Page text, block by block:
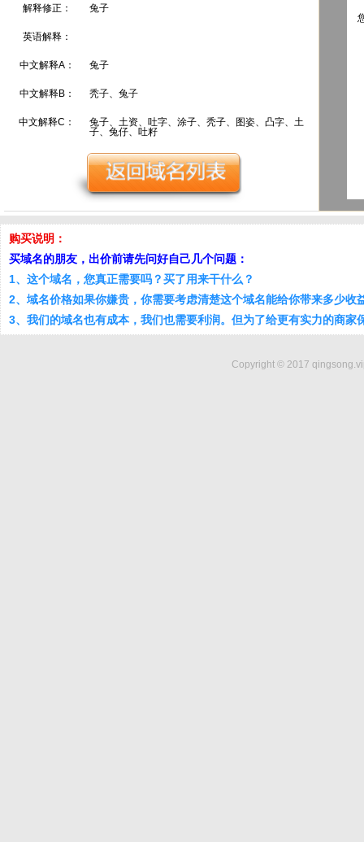
解释修正： 兔子
英语解释：
中文解释A： 兔子
中文解释B： 秃子、兔子
中文解释C：
兔子、土资、吐字、涂子、秃子、图姿、凸字、土
子、兔仔、吐籽
购买说明：
买域名的朋友，出价前请先问好自己几个问题：
1、这个域名，您真正需要吗？买了用来干什么？
2、域名价格如果你嫌贵，你需要考虑清楚这个域名能给你带来多少收
3、我们的域名也有成本，我们也需要利润。但为了给更有实力的商家
Copyright © 2017